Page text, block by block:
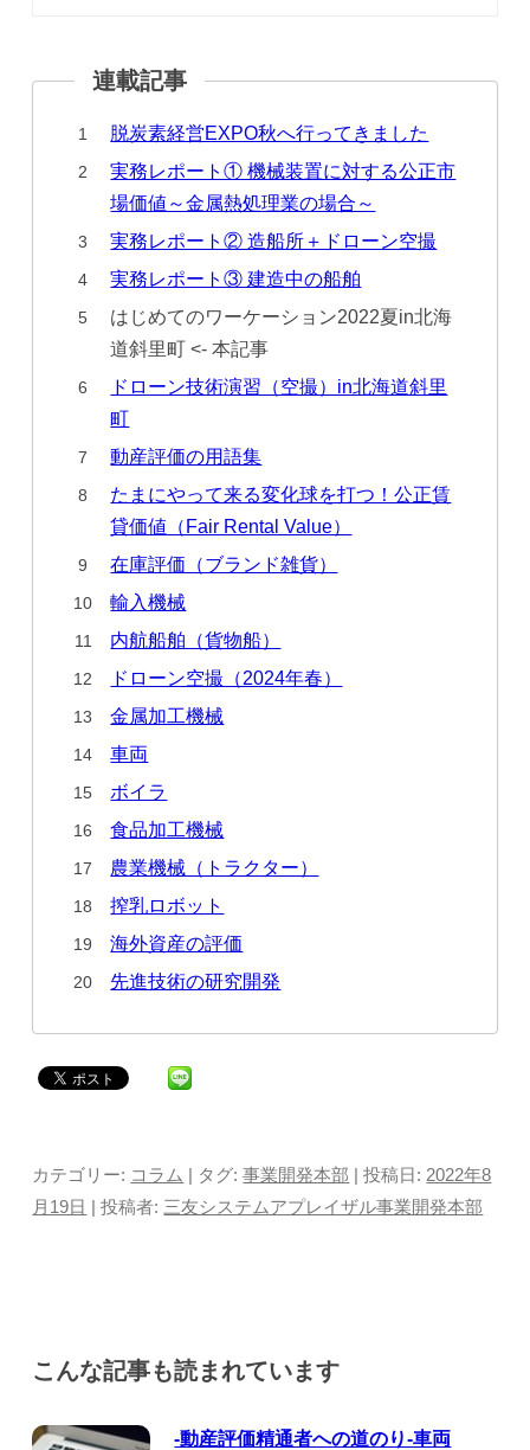
脱炭素経営EXPO秋へ行ってきました
実務レポート① 機械装置に対する公正市
場価値～金属熱処理業の場合～
実務レポート② 造船所＋ドローン空撮
実務レポート③ 建造中の船舶
はじめてのワーケーション2022夏in北海
道斜里町 <- 本記事
ドローン技術演習（空撮）in北海道斜里
町
動産評価の用語集
たまにやって来る変化球を打つ！公正賃
貸価値（Fair Rental Value）
在庫評価（ブランド雑貨）
輸入機械
内航船舶（貨物船）
ドローン空撮（2024年春）
金属加工機械
車両
ボイラ
食品加工機械
農業機械（トラクター）
搾乳ロボット
海外資産の評価
先進技術の研究開発
カテゴリー: コラム | タグ:事業開発本部 | 投稿日: 2022年8
月19日
|投稿者: 三友システムアプレイザル事業開発本部
こんな記事も読まれています
-動産評価精通者への道のり-車両